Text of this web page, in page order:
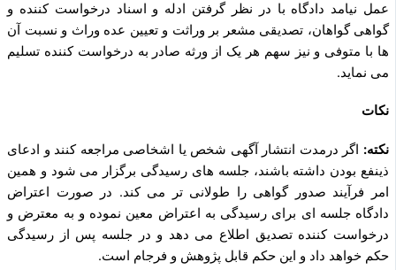
عمل نیامد دادگاه با در نظر گرفتن ادله و اسناد درخواست کننده و
گواهی گواهان، تصدیقی مشعر بر وراثت و تعیین عده وراث و نسبت آن
ها با متوفی و نیز سهم هر یک از ورثه صادر به درخواست کننده تسلیم
می‌ نماید.
نکات
نکته: اگر درمدت انتشار آگهی شخص یا اشخاصی مراجعه کنند و ادعای
ذی­نفع بودن داشته باشند، جلسه ­های رسیدگی برگزار می‌ شود و همین
امر فرآیند صدور گواهی را طولانی‌ تر می‌ کند. در صورت اعتراض
دادگاه جلسه‌ ای برای رسیدگی به اعتراض معین‌ نموده و به معترض و
درخواست ‌کننده تصدیق اطلاع می‌ دهد و در جلسه پس از رسیدگی
حکم خواهد داد و این حکم قابل پژوهش و فرجام است‌.